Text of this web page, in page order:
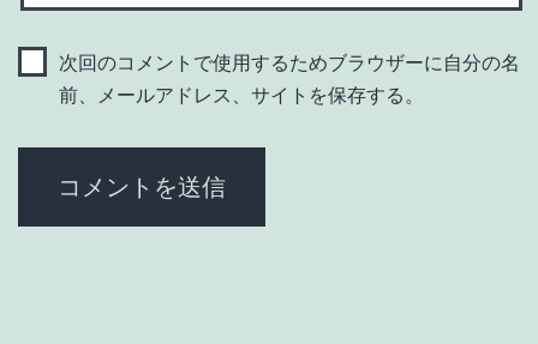
次回のコメントで使用するためブラウザーに自分の名
前、メールアドレス、サイトを保存する。